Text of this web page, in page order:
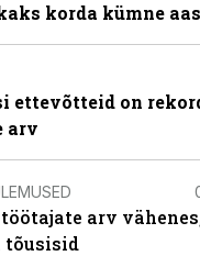
korda kümne
ettevõtteid on
arv
arv
tõusisid